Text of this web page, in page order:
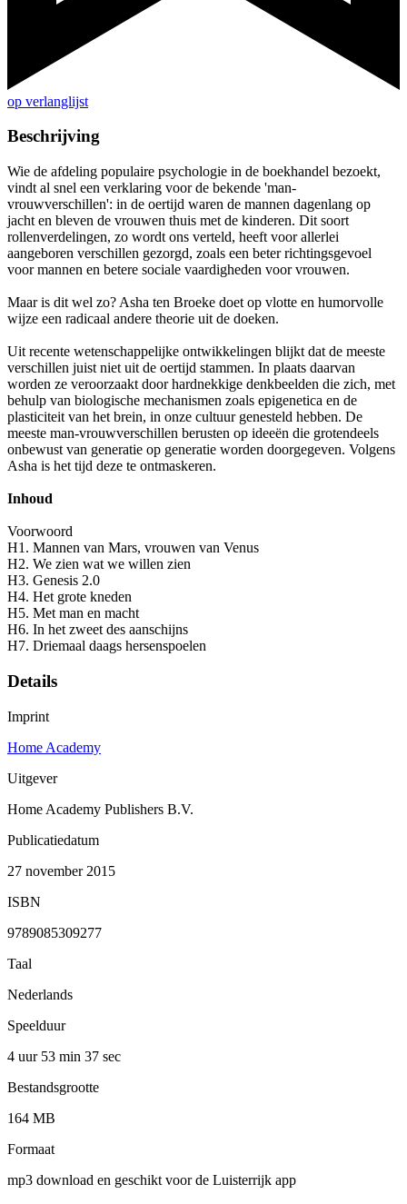
op verlanglijst
Beschrijving
Wie de afdeling populaire psychologie in de boekhandel bezoekt,
vindt al snel een verklaring voor de bekende 'man-
vrouwverschillen': in de oertijd waren de mannen dagenlang op
jacht en bleven de vrouwen thuis met de kinderen. Dit soort
rollenverdelingen, zo wordt ons verteld, heeft voor allerlei
aangeboren verschillen gezorgd, zoals een beter richtingsgevoel
voor mannen en betere sociale vaardigheden voor vrouwen.
Maar is dit wel zo? Asha ten Broeke doet op vlotte en humorvolle
wijze een radicaal andere theorie uit de doeken.
Uit recente wetenschappelijke ontwikkelingen blijkt dat de meeste
verschillen juist niet uit de oertijd stammen. In plaats daarvan
worden ze veroorzaakt door hardnekkige denkbeelden die zich, met
behulp van biologische mechanismen zoals epigenetica en de
plasticiteit van het brein, in onze cultuur genesteld hebben. De
meeste man-vrouwverschillen berusten op ideeën die grotendeels
onbewust van generatie op generatie worden doorgegeven. Volgens
Asha is het tijd deze te ontmaskeren.
Inhoud
Voorwoord
H1. Mannen van Mars, vrouwen van Venus
H2. We zien wat we willen zien
H3. Genesis 2.0
H4. Het grote kneden
H5. Met man en macht
H6. In het zweet des aanschijns
H7. Driemaal daags hersenspoelen
Details
Imprint
Home Academy
Uitgever
Home Academy Publishers B.V.
Publicatiedatum
27 november 2015
ISBN
9789085309277
Taal
Nederlands
Speelduur
4 uur 53 min 37 sec
Bestandsgrootte
164 MB
Formaat
mp3 download en geschikt voor de Luisterrijk app